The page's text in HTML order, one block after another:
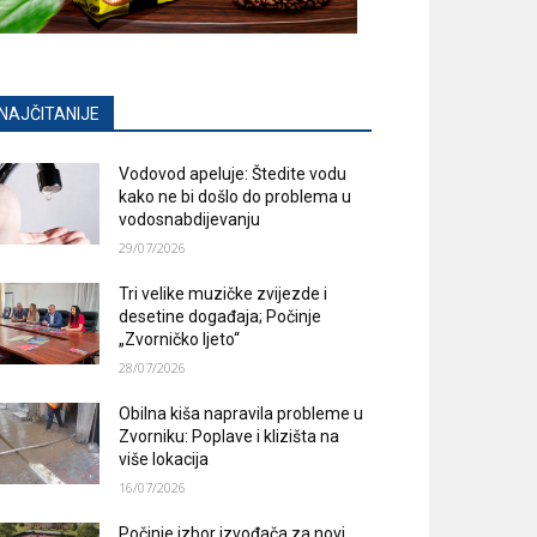
Vodovod apeluje: Štedite vodu
kako ne bi došlo do problema u
vodosnabdijevanju
29/07/2026
Tri velike muzičke zvijezde i
desetine događaja; Počinje
„Zvorničko ljeto“
28/07/2026
Obilna kiša napravila probleme u
Zvorniku: Poplave i klizišta na
više lokacija
16/07/2026